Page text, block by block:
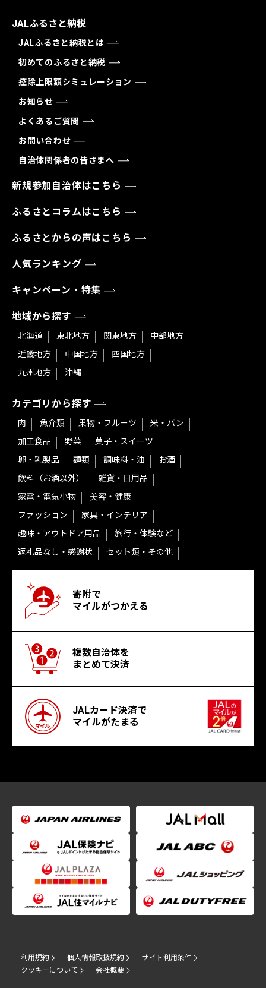
JALふるさと納税
JALふるさと納税とは
初めてのふるさと納税
控除上限額シミュレーション
お知らせ
よくあるご質問
お問い合わせ
自治体関係者の皆さまへ
新規参加自治体はこちら
ふるさとコラムはこちら
ふるさとからの声はこちら
人気ランキング
キャンペーン・特集
地域から探す
北海道 東北地方 関東地方
中部地方
近畿地方
中国地方
四国地方
九州地方
沖縄
カテゴリから探す
肉 魚介類 果物・フルーツ
米・パン
加工食品
野菜
菓子・スイーツ
卵・乳製品
麺類 調味料・油
お酒
飲料（お酒以外）
雑貨・日用品
家電・電気小物
美容・健康
ファッション
家具・インテリア
趣味・アウトドア用品
旅行・体験など
返礼品なし・感謝状
セット類・その他
寄附で
マイルがつかえる
複数自治体を
まとめて決済
JALカード決済で
マイルがたまる
利用規約 個人情報取扱規約
サイト利用条件
クッキーについて
会社概要